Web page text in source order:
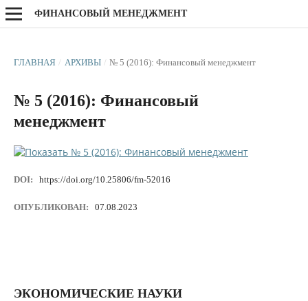
ФИНАНСОВЫЙ МЕНЕДЖМЕНТ
ГЛАВНАЯ / АРХИВЫ / № 5 (2016): Финансовый менеджмент
№ 5 (2016): Финансовый
менеджмент
DOI: https://doi.org/10.25806/fm-52016
ОПУБЛИКОВАН: 07.08.2023
ЭКОНОМИЧЕСКИЕ НАУКИ